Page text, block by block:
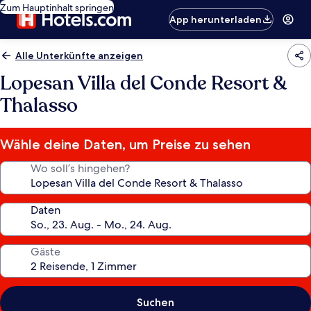
Zum Hauptinhalt springen
App herunterladen
Alle Unterkünfte anzeigen
Lopesan Villa del Conde Resort &
Thalasso
Wähle deine Daten, um Preise zu sehen
Wo soll’s hingehen?
Daten
Gäste
Suchen